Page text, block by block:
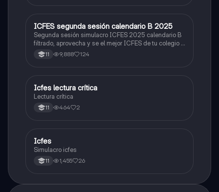
ICFES: Lectura Crítica
ICFES segunda sesión calendario B 2025
Segunda sesión simulacro ICFES 2025 calendario B
filtrado, aprovecha y se el mejor ICFES de tu colegio y
poder ingresar a universidad, y estudiar aquella
carrera con la que tanto sueñas.
11 9,888 124
Lengua Castellana
Icfes lectura crítica
Lectura crítica
11 464 2
ICFES: Sociales y Ciudadanas
Icfes
Simulacro icfes
11 1,455 26